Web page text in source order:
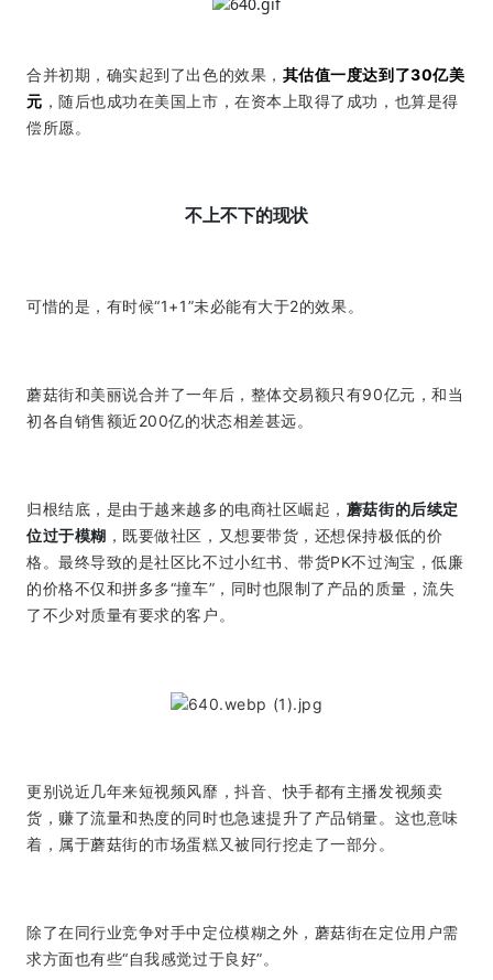
合并初期，确实起到了出色的效果， 其估值一度达到了30亿美
元 ，随后也成功在美国上市，在资本上取得了成功，也算是得
偿所愿。
不上不下的现状
可惜的是，有时候“1+1”未必能有大于2的效果。
蘑菇街和美丽说合并了一年后，整体交易额只有90亿元，和当
初各自销售额近200亿的状态相差甚远。
归根结底，是由于越来越多的电商社区崛起， 蘑菇街的后续定
位过于模糊 ，既要做社区，又想要带货，还想保持极低的价
格。最终导致的是社区比不过小红书、带货PK不过淘宝，低廉
的价格不仅和拼多多“撞车”，同时也限制了产品的质量，流失
了不少对质量有要求的客户。
更别说近几年来短视频风靡，抖音、快手都有主播发视频卖
货，赚了流量和热度的同时也急速提升了产品销量。 这也意味
着，属于蘑菇街的市场蛋糕又被同行挖走了一部分。
除了在同行业竞争对手中定位模糊之外，蘑菇街在定位用户需
求方面也有些“自我感觉过于良好”。